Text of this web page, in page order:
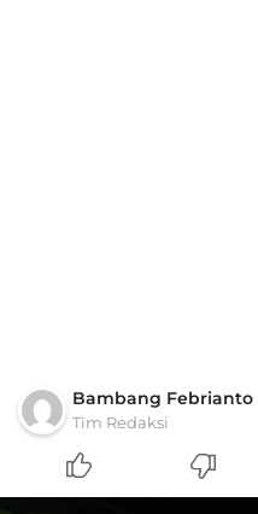
Bambang Febrianto
Tim Redaksi